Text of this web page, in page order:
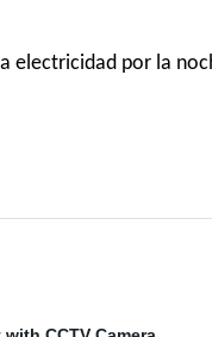
electricidad por la